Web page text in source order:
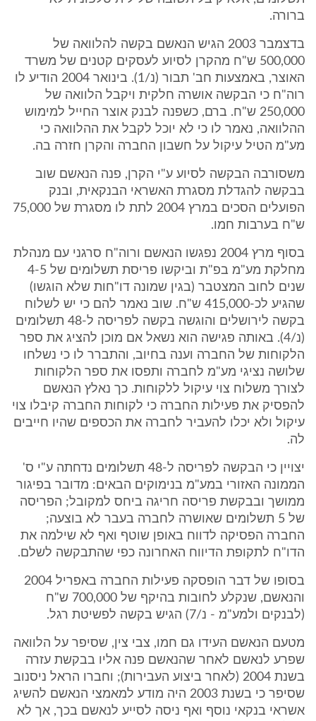
ברורה.
בדצמבר 2003 הגיש הנאשם בקשה להלוואה של
500,000 ש"ח מהקרן לסיוע לעסקים קטנים של משרד
האוצר, באמצעות חב' תבור (נ/1). בינואר 2004 הודיע לו
רוה"ח כי הבקשה אושרה חלקית ויקבל הלוואה של
250,000 ש"ח. ברם, כשפנה לבנק אוצר החייל למימוש
ההלוואה, נאמר לו כי לא יוכל לקבל את ההלוואה כי
מע"מ הטיל עיקול על חשבון החברה והקרן חזרה בה.
משסורבה הבקשה לסיוע ע"י הקרן, פנה הנאשם שוב
בבקשה להגדלת מסגרת האשראי הבנקאית, ובנק
הפועלים הסכים במרץ 2004 לתת לו מסגרת של 75,000
ש"ח בערבות חמו.
בסוף מרץ 2004 נפגשו הנאשם ורוה"ח סרגני עם מנהלת
מחלקת מע"מ בפ"ת וביקשו פריסת תשלומים של 4-5
שנים לחוב המצטבר (בגין שמונה דו"חות שלא הוגשו)
שהגיע לכ-415,000 ש"ח. שוב נאמר להם כי יש לשלוח
בקשה לירושלים והוגשה בקשה לפריסה ל-48 תשלומים
(נ/4). באותה פגישה הוא נשאל אם מוכן להציג את ספר
הלקוחות של החברה וענה בחיוב, והתברר לו כי נשלחו
שלושה נציגי מע"מ לחברה ותפסו את ספר הלקוחות
לצורך משלוח צוי עיקול ללקוחות. כך נאלץ הנאשם
להפסיק את פעילות החברה כי לקוחות החברה קיבלו צוי
עיקול ולא יכלו להעביר לחברה את הכספים שהיו חייבים
לה.
יצויין כי הבקשה לפריסה ל-48 תשלומים נדחתה ע"י ס'
הממונה האזורי במע"מ בנימוקים הבאים: מדובר בפיגור
ממושך ובבקשת פריסה חריגה ביחס למקובל; הפריסה
של 5 תשלומים שאושרה לחברה בעבר לא בוצעה;
החברה הפסיקה לדווח באופן שוטף ואף לא שילמה את
הדו"ח לתקופת הדיווח האחרונה כפי שהתבקשה לשלם.
בסופו של דבר הופסקה פעילות החברה באפריל 2004
והנאשם, שנקלע לחובות בהיקף של 700,000 ש"ח
(לבנקים ולמע"מ - נ/7) הגיש בקשה לפשיטת רגל.
מטעם הנאשם העידו גם חמו, צבי צין, שסיפר על הלוואה
שפרע לנאשם לאחר שהנאשם פנה אליו בבקשת עזרה
בשנת 2004 (לאחר ביצוע העבירות); וחברו הראל ניסנוב
שסיפר כי בשנת 2003 היה מודע למאמצי הנאשם להשיג
אשראי בנקאי נוסף ואף ניסה לסייע לנאשם בכך, אך לא